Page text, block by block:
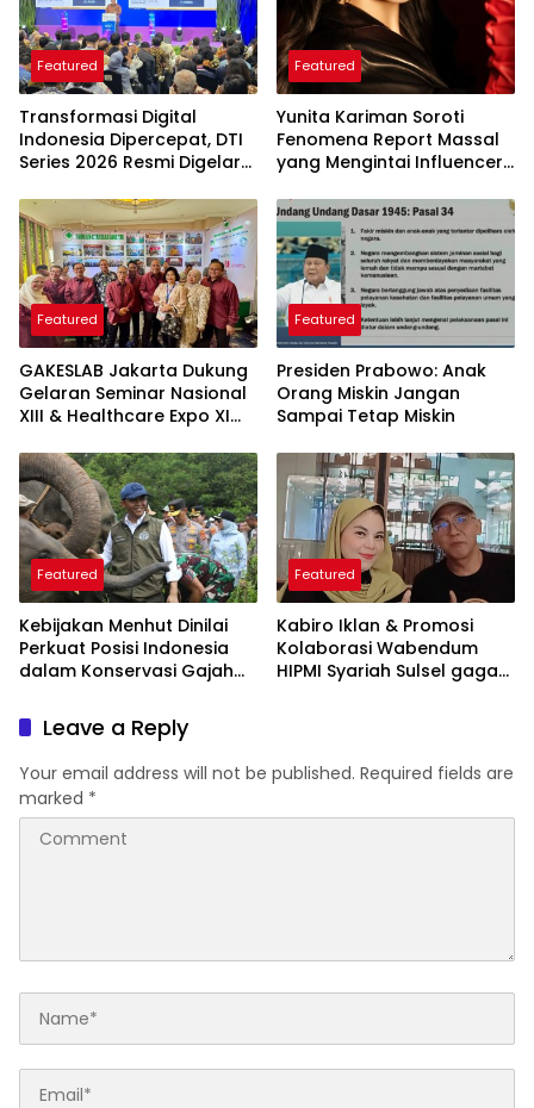
Featured
Transformasi Digital
Indonesia Dipercepat, DTI
Series 2026 Resmi Digelar
Featured
Yunita Kariman Soroti
Fenomena Report Massal
yang Mengintai Influencer,
yang Perlu Diketahui
Featured
GAKESLAB Jakarta Dukung
Gelaran Seminar Nasional
XIII & Healthcare Expo XI
Featured
Presiden Prabowo: Anak
Orang Miskin Jangan
Sampai Tetap Miskin
Featured
Kebijakan Menhut Dinilai
Perkuat Posisi Indonesia
dalam Konservasi Gajah
Featured
Kabiro Iklan & Promosi
Kolaborasi Wabendum
HIPMI Syariah Sulsel gagas
Leave a Reply
Your email address will not be published. Required fields are
marked *